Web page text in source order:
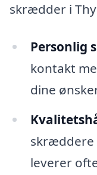
skrædder i
Personlig
kontakt
dine
leverer